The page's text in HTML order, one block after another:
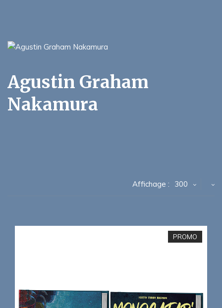
Agustin Graham
Nakamura
Affichage : 300
PROMO